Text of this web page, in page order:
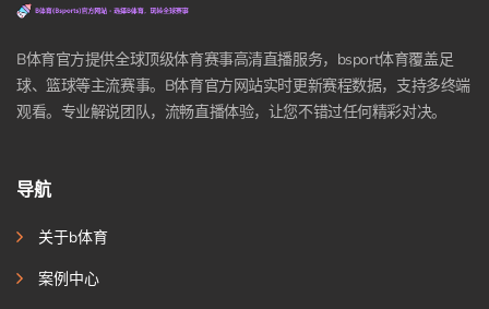
B体育官方提供全球顶级体育赛事高清直播服务，bsport体育覆盖足
球、篮球等主流赛事。B体育官方网站实时更新赛程数据，支持多终端
观看。专业解说团队，流畅直播体验，让您不错过任何精彩对决。
导航
关于b体育
案例中心